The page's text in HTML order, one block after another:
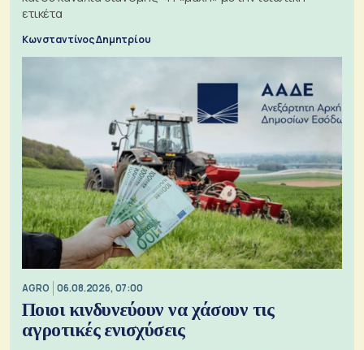
ετικέτα
Κωνσταντίνος Δημητρίου
AGRO 06.08.2026, 07:00
Ποιοι κινδυνεύουν να χάσουν τις
αγροτικές ενισχύσεις